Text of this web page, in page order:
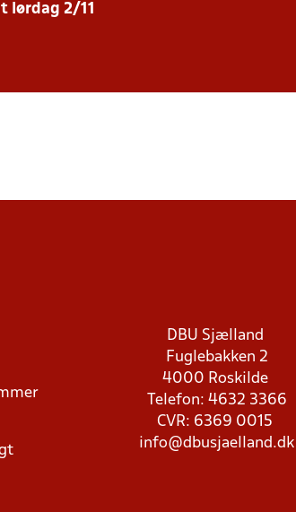
lørdag 2/11
DBU Sjælland
Fuglebakken 2
4000 Roskilde
Telefon: 4632 3366
CVR: 6369 0015
info@dbusjaelland.dk